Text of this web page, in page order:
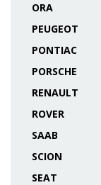
ORA
PEUGEOT
PONTIAC
PORSCHE
RENAULT
ROVER
SAAB
SCION
SEAT